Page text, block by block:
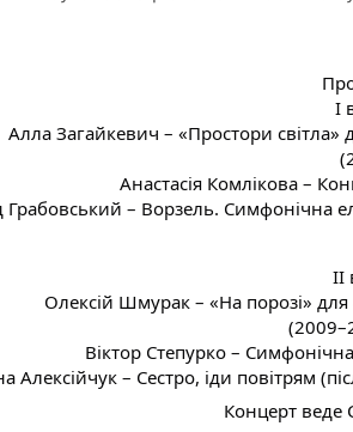
І
Алла Загайкевич – «Простори світла»
Анастасія Комлікова –
Грабовський – Ворзель. Симфонічна
ІІ
Олексій Шмурак – «На порозі»
Віктор Степурко –
Алексійчук – Сестро, іди повітрям
Концерт веде